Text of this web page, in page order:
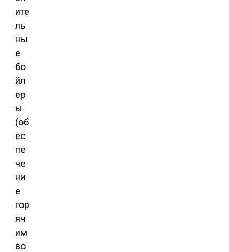
ите
ль
ны
е
бо
йл
ер
ы
(об
ес
пе
че
ни
е
гор
яч
им
во